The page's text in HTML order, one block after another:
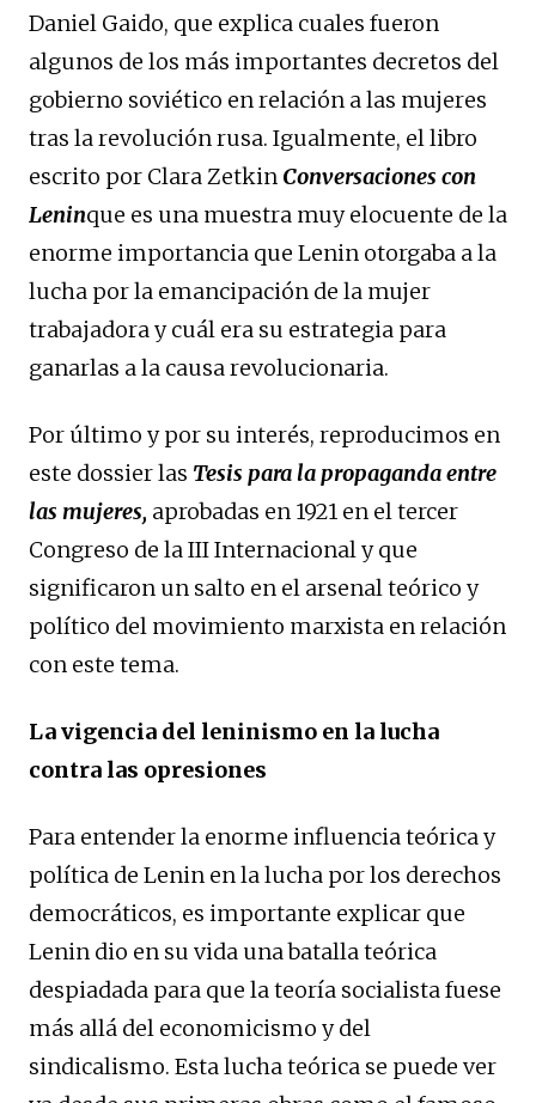
Daniel Gaido, que explica cuales fueron
algunos de los más importantes decretos del
gobierno soviético en relación a las mujeres
tras la revolución rusa. Igualmente, el libro
escrito por Clara Zetkin Conversaciones con
Leninque es una muestra muy elocuente de la
enorme importancia que Lenin otorgaba a la
lucha por la emancipación de la mujer
trabajadora y cuál era su estrategia para
ganarlas a la causa revolucionaria.
Por último y por su interés, reproducimos en
este dossier las Tesis para la propaganda entre
las mujeres, aprobadas en 1921 en el tercer
Congreso de la III Internacional y que
significaron un salto en el arsenal teórico y
político del movimiento marxista en relación
con este tema.
La vigencia del leninismo en la lucha
contra las opresiones
Para entender la enorme influencia teórica y
política de Lenin en la lucha por los derechos
democráticos, es importante explicar que
Lenin dio en su vida una batalla teórica
despiadada para que la teoría socialista fuese
más allá del economicismo y del
sindicalismo. Esta lucha teórica se puede ver